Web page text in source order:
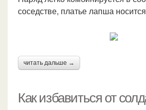
соседстве, платье лапша
читать дальше →
Как избавиться от